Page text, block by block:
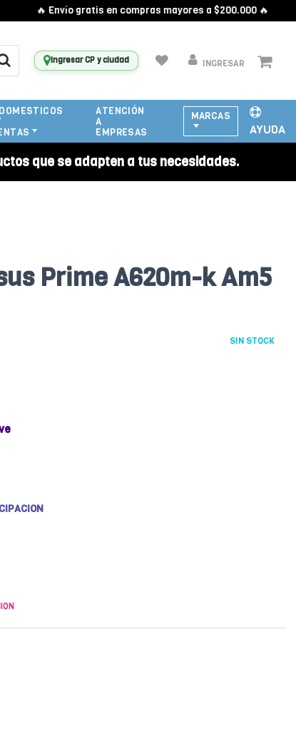
🔥 Envío gratis en compras mayores a $200.000 🔥
Ingresar CP y ciudad INGRESAR
ATENCIÓN
A
EMPRESAS
MARCAS
AYUDA
que se adapten a tus necesidades.
Prime A620m-k Am5
SIN STOCK